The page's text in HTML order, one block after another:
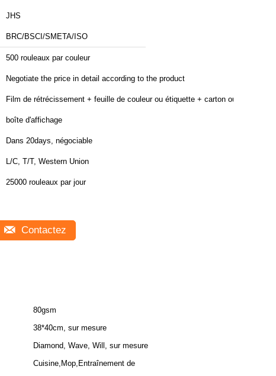
JHS
BRC/BSCI/SMETA/ISO
500 rouleaux par couleur
Negotiate the price in detail according to the product
Film de rétrécissement + feuille de couleur ou étiquette + carton ou
boîte d'affichage
Dans 20days, négociable
L/C, T/T, Western Union
25000 rouleaux par jour
Contactez
80gsm
38*40cm, sur mesure
Diamond, Wave, Will, sur mesure
Cuisine,Mop,Entraînement de